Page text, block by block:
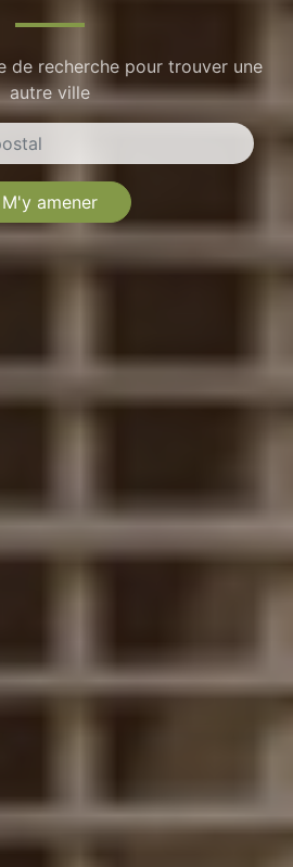
de recherche pour trouver une
autre ville
M'y amener